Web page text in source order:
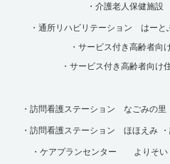
・介護老人保健施
・通所リハビリテーション はーと
・サービス付き高齢者
・サービス付き高齢者向
・訪問看護ステーション なごみの里
・訪問看護ステーション ほほえみ
・ケアプランセンター よりそい